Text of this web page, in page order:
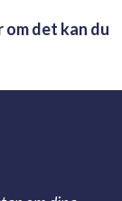
det kan du